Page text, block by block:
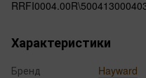
Характеристики
Бренд
Hayward